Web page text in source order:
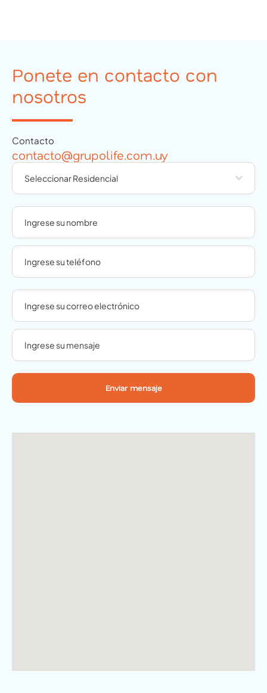
Ponete en contacto con
nosotros
Contacto
contacto@grupolife.com.uy
Seleccionar Residencial
Enviar mensaje